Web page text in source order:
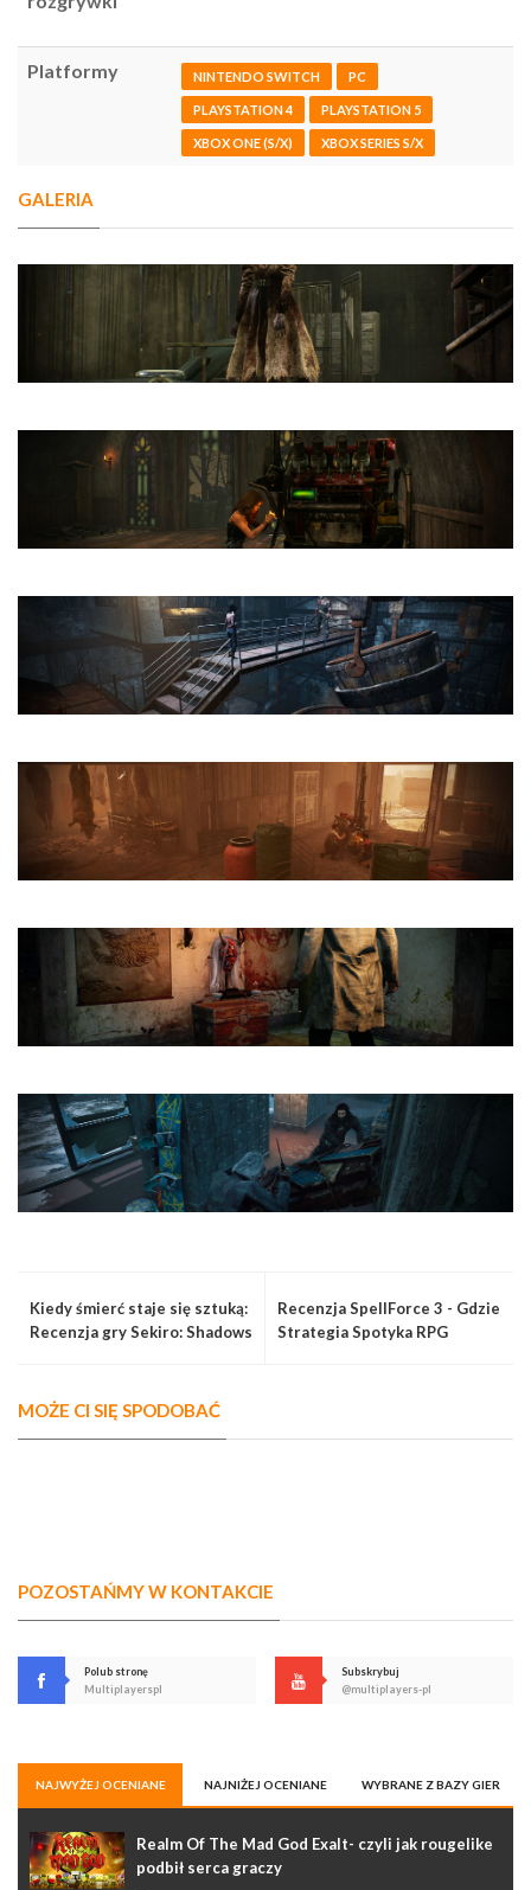
Platformy NINTENDO SWITCH PC
PLAYSTATION 4 PLAYSTATION 5
XBOX ONE (S/X) XBOX SERIES S/X
GALERIA
Kiedy śmierć staje się sztuką:
Recenzja gry Sekiro: Shadows
Recenzja SpellForce 3 - Gdzie
Strategia Spotyka RPG
MOŻE CI SIĘ SPODOBAĆ
POZOSTAŃMY W KONTAKCIE
Polub stronę
Multiplayerspl
Subskrybuj
@multiplayers-pl
NAJWYŻEJ OCENIANE NAJNIŻEJ OCENIANE WYBRANE Z BAZY GIER
Realm Of The Mad God Exalt- czyli jak rougelike
podbił serca graczy